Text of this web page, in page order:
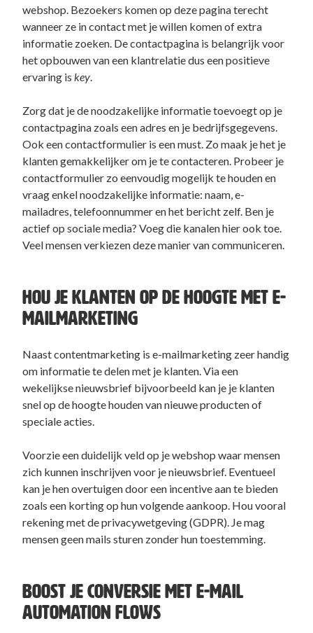
webshop. Bezoekers komen op deze pagina terecht
wanneer ze in contact met je willen komen of extra
informatie zoeken. De contactpagina is belangrijk voor
het opbouwen van een klantrelatie dus een positieve
ervaring is key.
Zorg dat je de noodzakelijke informatie toevoegt op je
contactpagina zoals een adres en je bedrijfsgegevens.
Ook een contactformulier is een must. Zo maak je het je
klanten gemakkelijker om je te contacteren. Probeer je
contactformulier zo eenvoudig mogelijk te houden en
vraag enkel noodzakelijke informatie: naam, e-
mailadres, telefoonnummer en het bericht zelf. Ben je
actief op sociale media? Voeg die kanalen hier ook toe.
Veel mensen verkiezen deze manier van communiceren.
HOU JE KLANTEN OP DE HOOGTE MET E-
MAILMARKETING
Naast contentmarketing is e-mailmarketing zeer handig
om informatie te delen met je klanten. Via een
wekelijkse nieuwsbrief bijvoorbeeld kan je je klanten
snel op de hoogte houden van nieuwe producten of
speciale acties.
Voorzie een duidelijk veld op je webshop waar mensen
zich kunnen inschrijven voor je nieuwsbrief. Eventueel
kan je hen overtuigen door een incentive aan te bieden
zoals een korting op hun volgende aankoop. Hou vooral
rekening met de privacywetgeving (GDPR). Je mag
mensen geen mails sturen zonder hun toestemming.
BOOST JE CONVERSIE MET E-MAIL
AUTOMATION FLOWS